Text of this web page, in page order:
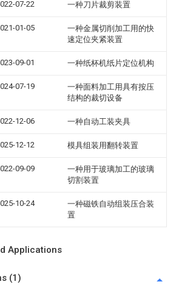
07-22 一种刀片裁剪装置
01-05
一种金属切削加工用的快
速定位夹紧装置
09-01 一种纸杯机纸片定位机构
07-19
一种面料加工用具有按压
结构的裁切设备
12-06 一种自动工装夹具
12-12 模具组装用翻转装置
09-09
一种用于玻璃加工的玻璃
切割装置
10-24
一种磁铁自动组装压合装
置
Applications
(1)